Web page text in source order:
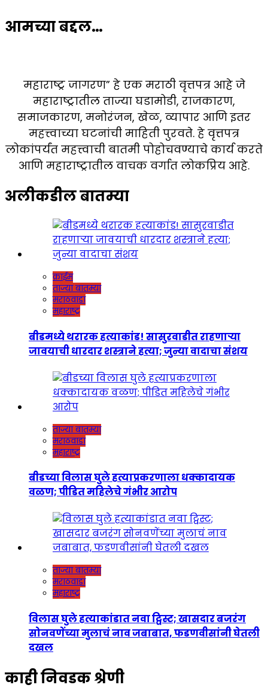
आमच्या बद्दल…
महाराष्ट्र जागरण” हे एक मराठी वृत्तपत्र आहे जे
महाराष्ट्रातील ताज्या घडामोडी, राजकारण,
समाजकारण, मनोरंजन, खेळ, व्यापार आणि इतर
महत्त्वाच्या घटनांची माहिती पुरवते. हे वृत्तपत्र
लोकांपर्यंत महत्त्वाची बातमी पोहोचवण्याचे कार्य करते
आणि महाराष्ट्रातील वाचक वर्गात लोकप्रिय आहे.
अलीकडील बातम्या
क्राईम
ताज्या बातम्या
मराठवाडा
महाराष्ट्र
बीडमध्ये थरारक हत्याकांड! सासुरवाडीत राहणाऱ्या
जावयाची धारदार शस्त्राने हत्या; जुन्या वादाचा संशय
ताज्या बातम्या
मराठवाडा
महाराष्ट्र
बीडच्या विलास घुले हत्याप्रकरणाला धक्कादायक
वळण; पीडित महिलेचे गंभीर आरोप
ताज्या बातम्या
मराठवाडा
महाराष्ट्र
विलास घुले हत्याकांडात नवा ट्विस्ट; खासदार बजरंग
सोनवणेंच्या मुलाचं नाव जबाबात, फडणवीसांनी घेतली
दखल
काही निवडक श्रेणी